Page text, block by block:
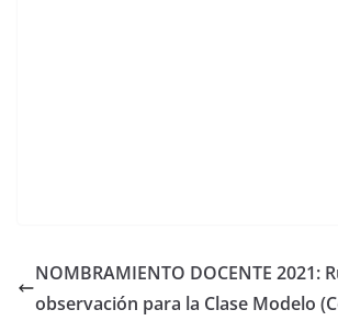
NOMBRAMIENTO DOCENTE 2021:
observación para la Clase Modelo